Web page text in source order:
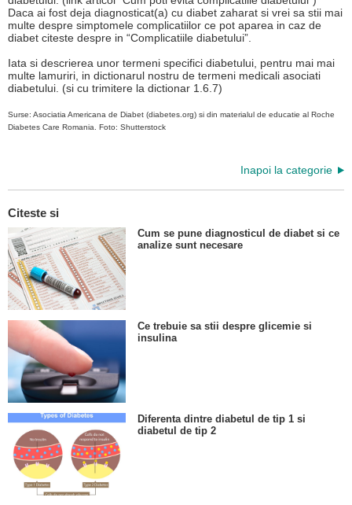
Daca ai fost deja diagnosticat(a) cu diabet zaharat si vrei sa stii mai
multe despre simptomele complicatiilor ce pot aparea in caz de
diabet citeste despre in “Complicatiile diabetului”.
Iata si descrierea unor termeni specifici diabetului, pentru mai mai
multe lamuriri, in dictionarul nostru de termeni medicali asociati
diabetului. (si cu trimitere la dictionar 1.6.7)
Surse: Asociatia Americana de Diabet (diabetes.org) si din materialul de educatie al Roche
Diabetes Care Romania. Foto: Shutterstock
Inapoi la categorie
Citeste si
Cum se pune diagnosticul de diabet si ce
analize sunt necesare
Ce trebuie sa stii despre glicemie si
insulina
Diferenta dintre diabetul de tip 1 si
diabetul de tip 2